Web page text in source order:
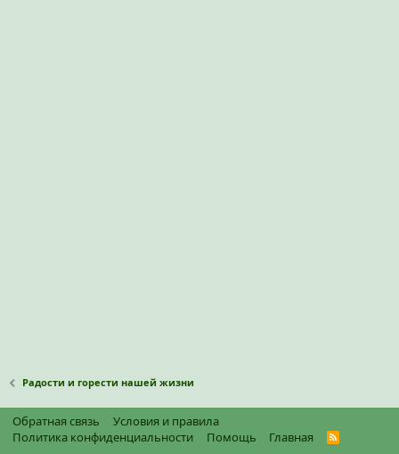
Радости и горести нашей жизни
Обратная связь
Условия и правила
Политика конфиденциальности
Помощь Главная
R